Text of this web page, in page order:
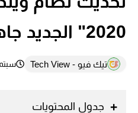
2020" الجديد جاهز للتحميل
تيك فيو - Tech View سبتمبر 20,
جدول المحتويات